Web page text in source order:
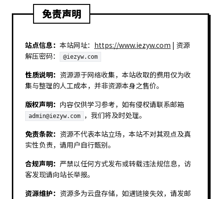
免责声明
站点信息： 本站网址： https://www.iezyw.com | 资源
解压密码：
@iezyw.com
性质说明： 资源源于网络收集，本站收取的费用仅为收
集与整理的人工成本，并非资源本身之售价。
版权声明： 内容仅供学习参考，如有侵权请联系邮箱
admin@iezyw.com
，我们将及时处理。
免责条款： 资源不代表本站立场，本站不对其观点及真
实性负责，请用户自行甄别。
合规声明： 严禁以任何方式发布或转载违法规信息，访
客发现请向站长举报。
资源维护： 资源多为云盘存储，如遇链接失效，请发邮